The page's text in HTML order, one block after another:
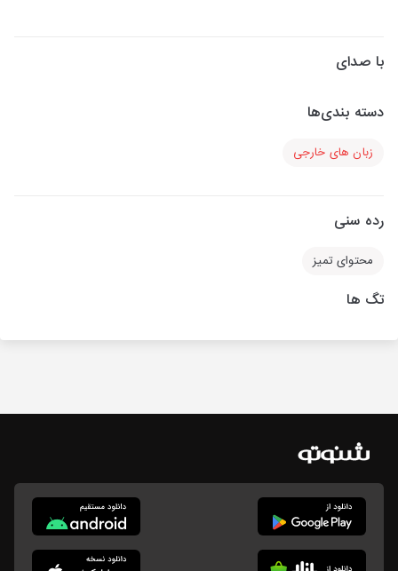
با صدای
دسته بندی‌ها
زبان های خارجی
رده سنی
محتوای تمیز
تگ ها